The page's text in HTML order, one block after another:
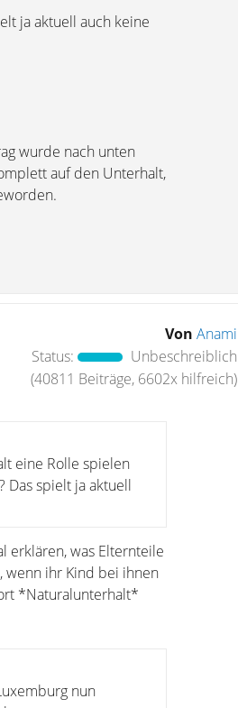
ja aktuell auch keine
wurde nach unten
auf den Unterhalt,
Von Anami
Status:
Unbeschreiblich
(40811 Beiträge, 6602x hilfreich)
eine Rolle spielen
Das spielt ja aktuell
erklären, was Elternteile
wenn ihr Kind bei ihnen
*Naturalunterhalt*
nun